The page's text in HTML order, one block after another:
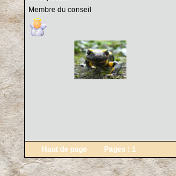
Membre du conseil
Haut de page Pages : 1